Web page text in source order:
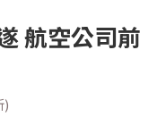
航空公司前
)